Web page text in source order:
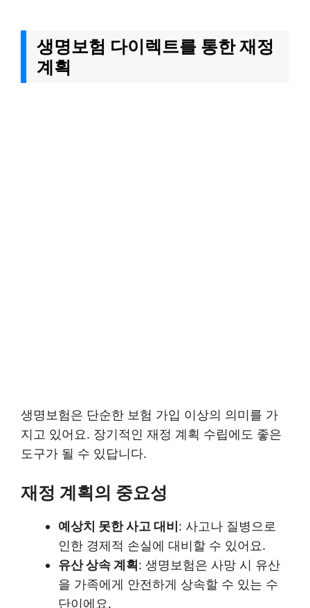
생명보험 다이렉트를 통한 재정
계획
생명보험은 단순한 보험 가입 이상의 의미를 가
지고 있어요. 장기적인 재정 계획 수립에도 좋은
도구가 될 수 있답니다.
재정 계획의 중요성
예상치 못한 사고 대비 : 사고나 질병으로
인한 경제적 손실에 대비할 수 있어요.
유산 상속 계획 : 생명보험은 사망 시 유산
을 가족에게 안전하게 상속할 수 있는 수
단이에요.